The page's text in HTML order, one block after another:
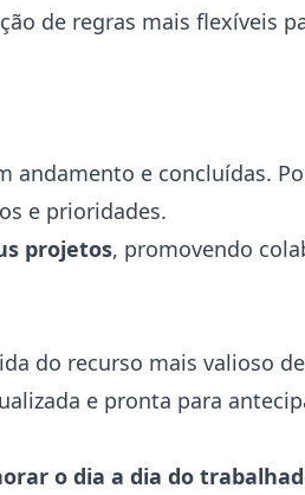
de regras mais flexíveis
andamento e concluídas.
e prioridades.
projetos, promovendo
do recurso mais valioso
e pronta para
o dia a dia do